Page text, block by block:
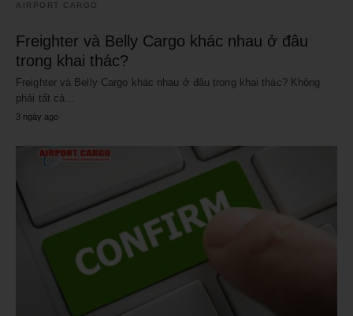
AIRPORT CARGO
Freighter và Belly Cargo khác nhau ở đâu
trong khai thác?
Freighter và Belly Cargo khác nhau ở đâu trong khai thác? Không
phải tất cả…
3 ngày ago